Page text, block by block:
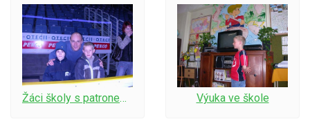
Žáci školy s patronem školy Stanislavem Procházkou Výuka ve škole